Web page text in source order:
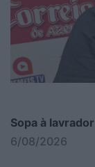
Sopa à
6/08/2026